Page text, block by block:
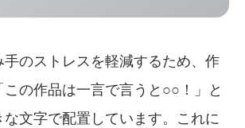
のストレスを軽減するため、作
の作品は一言で言うと○○！」と
文字で配置しています。これに